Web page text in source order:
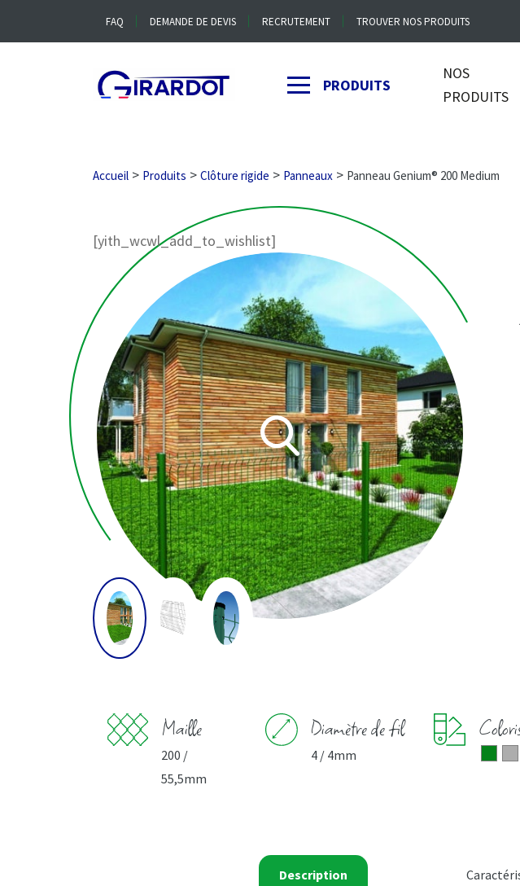
FAQ DEMANDE DE DEVIS RECRUTEMENT TROUVER NOS PRODUITS
PRODUITS
NOS
PRODUITS
Accueil > Produits > Clôture rigide > Panneaux > Panneau Genium® 200 Medium
[yith_wcwl_add_to_wishlist]
Maille
200 /
55,5mm
Diamètre de fil
4 / 4mm
Description